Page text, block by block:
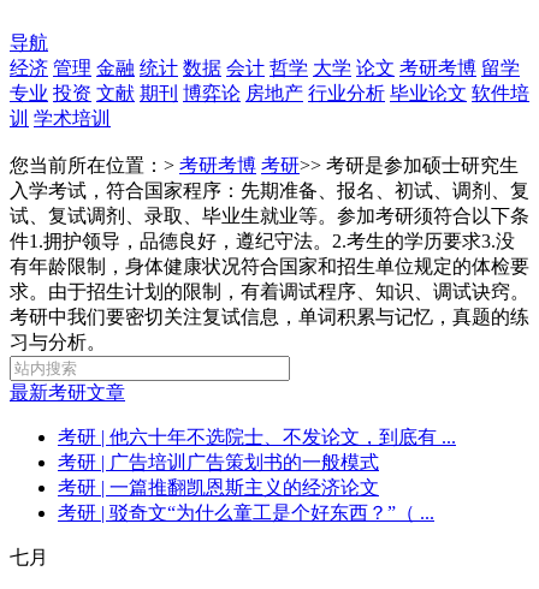
导航
经济 管理 金融 统计 数据 会计 哲学 大学 论文 考研考博 留学
专业 投资 文献 期刊 博弈论 房地产 行业分析 毕业论文 软件培
训 学术培训
您当前所在位置：> 考研考博 考研>> 考研是参加硕士研究生
入学考试，符合国家程序：先期准备、报名、初试、调剂、复
试、复试调剂、录取、毕业生就业等。参加考研须符合以下条
件1.拥护领导，品德良好，遵纪守法。2.考生的学历要求3.没
有年龄限制，身体健康状况符合国家和招生单位规定的体检要
求。由于招生计划的限制，有着调试程序、知识、调试诀窍。
考研中我们要密切关注复试信息，单词积累与记忆，真题的练
习与分析。
最新考研文章
考研 | 他六十年不选院士、不发论文，到底有 ...
考研 | 广告培训广告策划书的一般模式
考研 | 一篇推翻凯恩斯主义的经济论文
考研 | 驳奇文“为什么童工是个好东西？”（ ...
七月